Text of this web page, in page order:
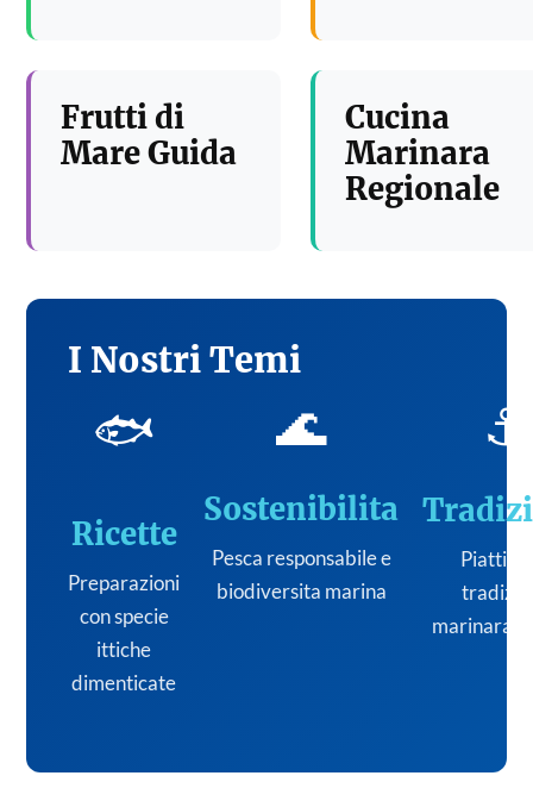
Frutti di
Mare Guida
Cucina
Marinara
Regionale
I Nostri Temi
🐟
Ricette
Preparazioni
con specie
ittiche
dimenticate
🌊
Sostenibilita
Pesca responsabile e
biodiversita marina
⚓
Piatti
marinara